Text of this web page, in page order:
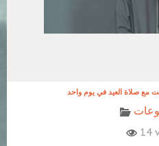
مع صلاة العيد في يوم واحد
14